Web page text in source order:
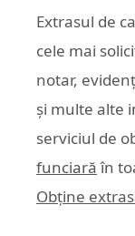
Extrasul de
cele mai
notar,
și multe alte
serviciul de
funciară în
Obține